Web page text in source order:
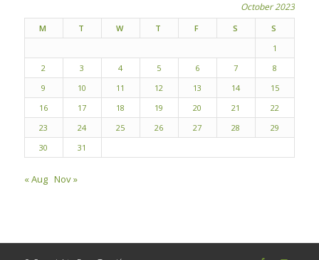
October 2023
M T W T F S
S
1
2
3 4 5 6 7
8
9
10 11 12 13 14
15
16
17 18 19 20 21
22
23
24 25 26 27 28
29
30
31
« Aug Nov »